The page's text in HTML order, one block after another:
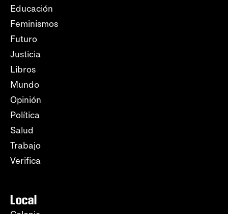
Educación
Feminismos
Futuro
Justicia
Libros
Mundo
Opinión
Política
Salud
Trabajo
Verifica
Local